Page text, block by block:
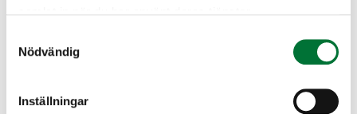
Nödvändig
Inställningar
alavus-toysa@rhy.riista.fi
alavus-toysa@rhy.riista.fi